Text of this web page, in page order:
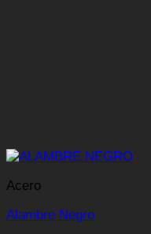
Acero
Alambre Negro